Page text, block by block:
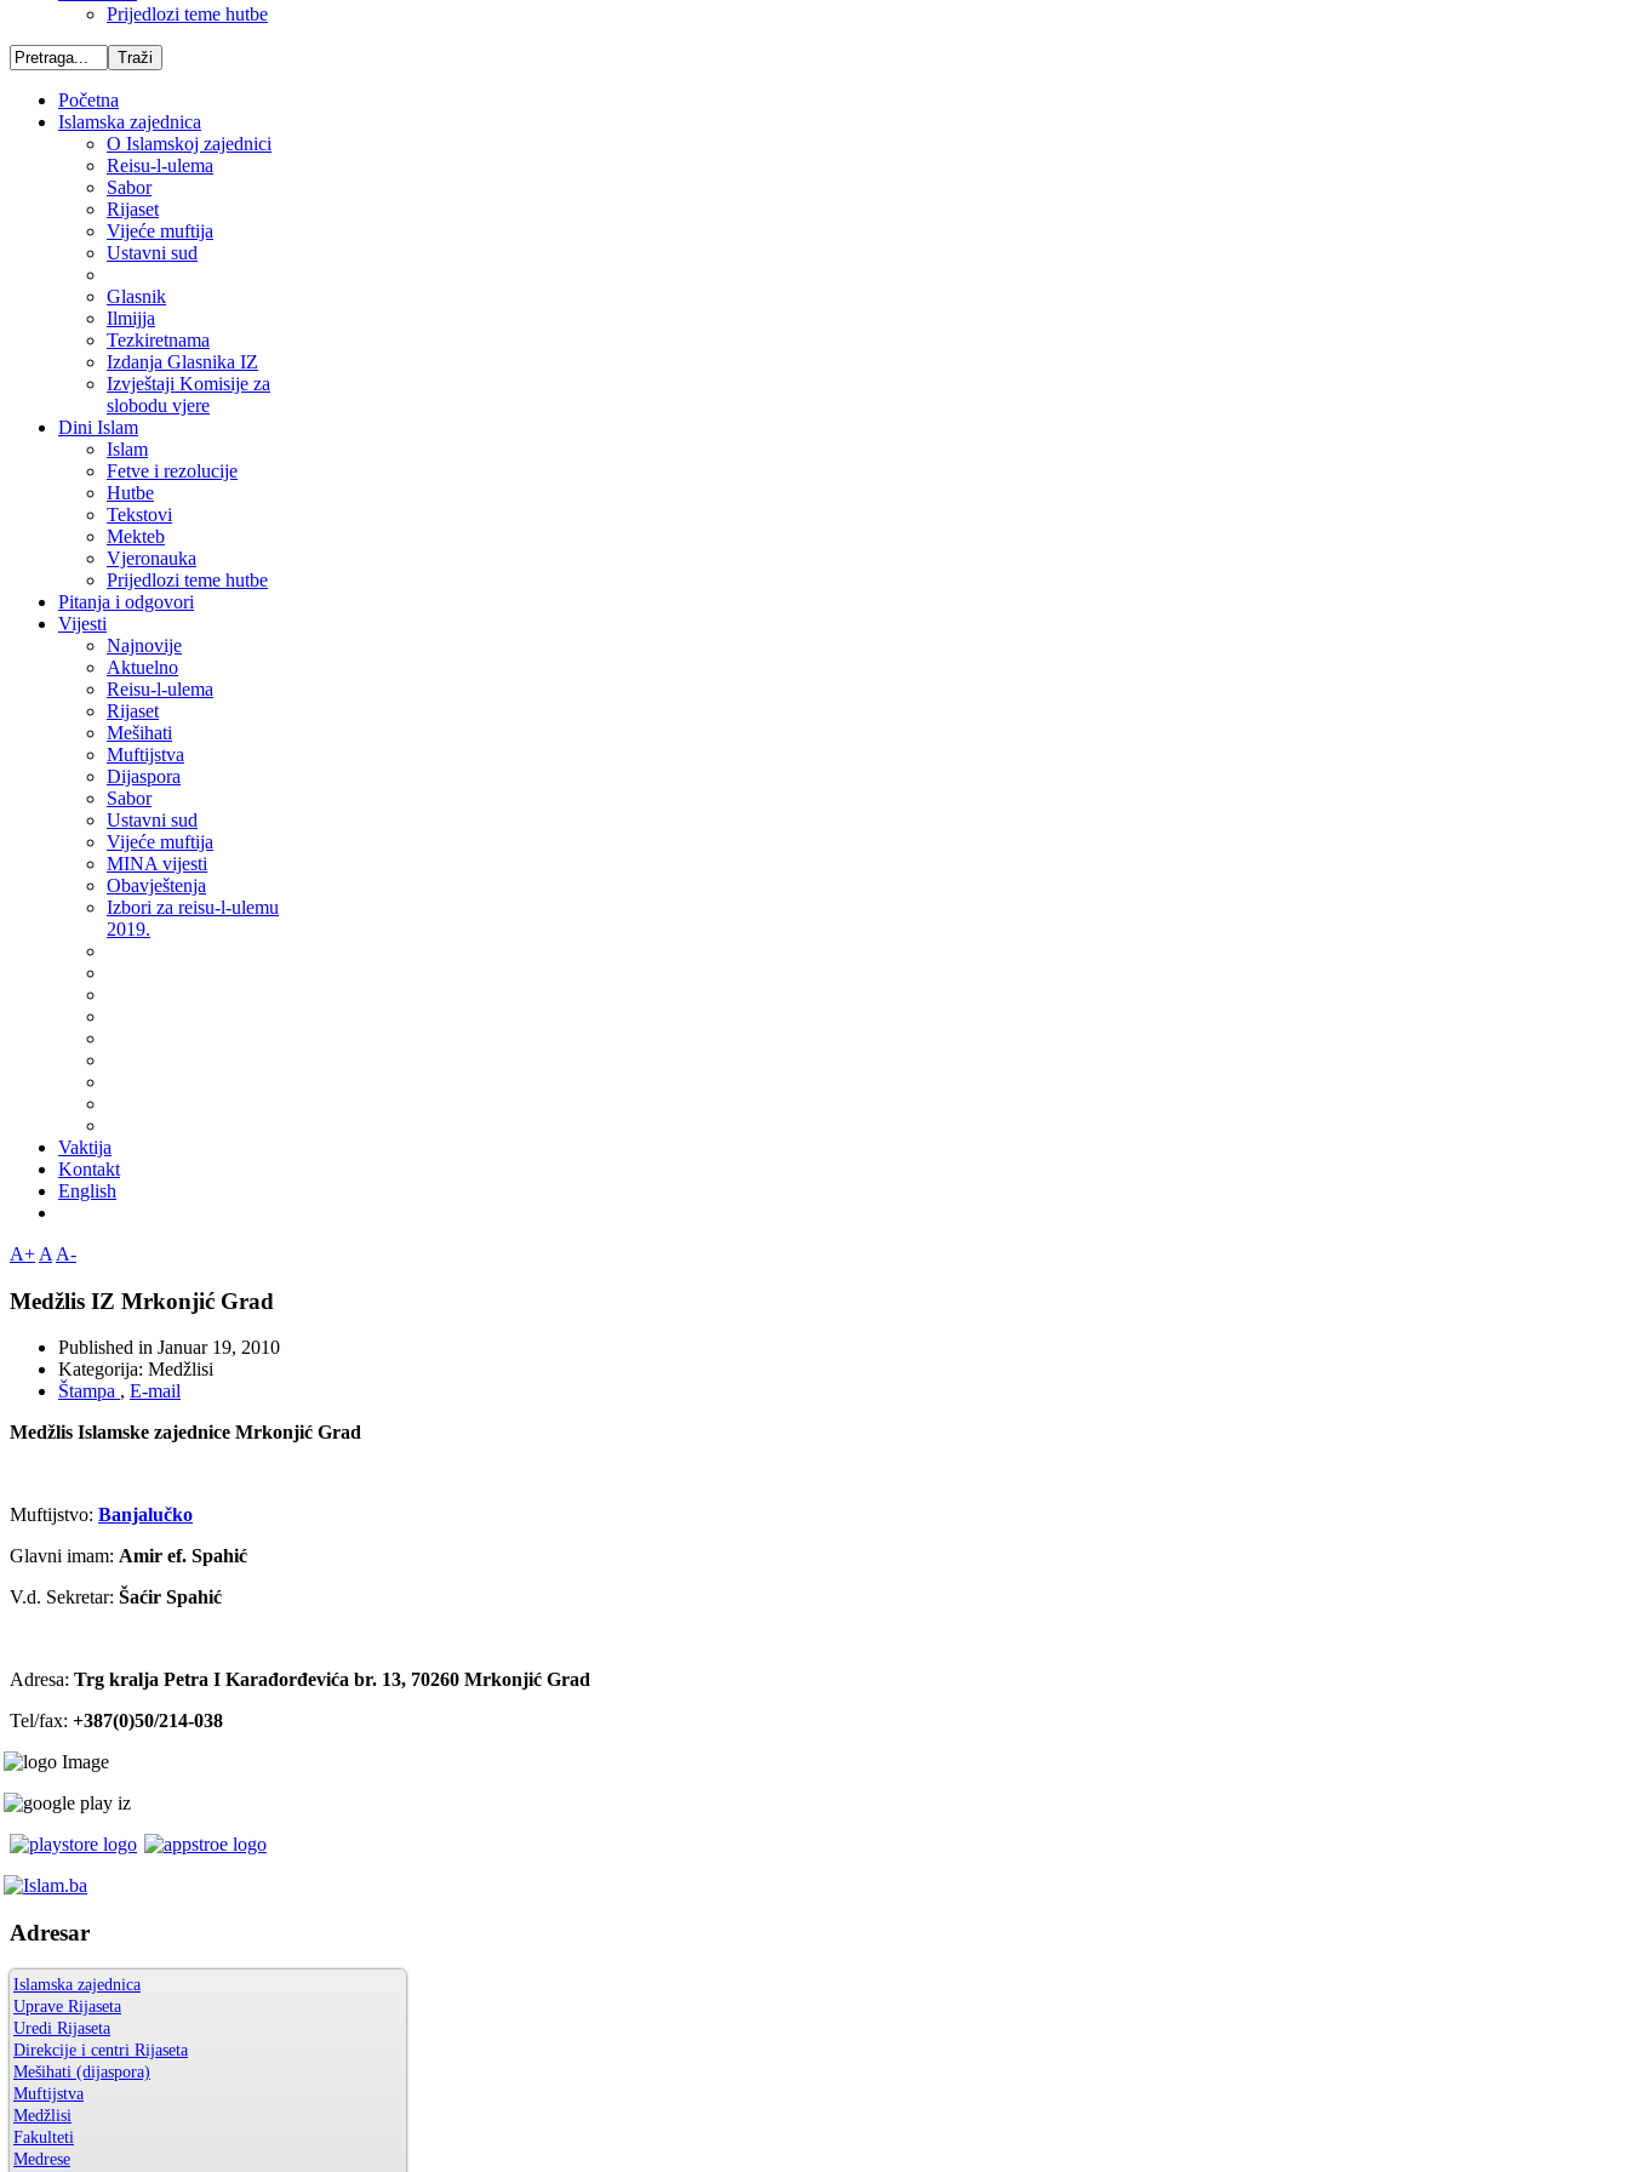
Prijedlozi teme hutbe
Početna
Islamska zajednica
O Islamskoj zajednici
Reisu-l-ulema
Sabor
Rijaset
Vijeće muftija
Ustavni sud
Glasnik
Ilmijja
Tezkiretnama
Izdanja Glasnika IZ
Izvještaji Komisije za
slobodu vjere
Dini Islam
Islam
Fetve i rezolucije
Hutbe
Tekstovi
Mekteb
Vjeronauka
Prijedlozi teme hutbe
Pitanja i odgovori
Vijesti
Najnovije
Aktuelno
Reisu-l-ulema
Rijaset
Mešihati
Muftijstva
Dijaspora
Sabor
Ustavni sud
Vijeće muftija
MINA vijesti
Obavještenja
Izbori za reisu-l-ulemu
2019.
Vaktija
Kontakt
English
A+ A A-
Medžlis IZ Mrkonjić Grad
Published in Januar 19, 2010
Kategorija: Medžlisi
Štampa , E-mail
Medžlis Islamske zajednice Mrkonjić Grad
Muftijstvo: Banjalučko
Glavni imam: Amir ef. Spahić
V.d. Sekretar: Šaćir Spahić
Adresa: Trg kralja Petra I Karađorđevića br. 13, 70260 Mrkonjić Grad
Tel/fax: +387(0)50/214-038
Adresar
Islamska zajednica
Uprave Rijaseta
Uredi Rijaseta
Direkcije i centri Rijaseta
Mešihati (dijaspora)
Muftijstva
Medžlisi
Fakulteti
Medrese